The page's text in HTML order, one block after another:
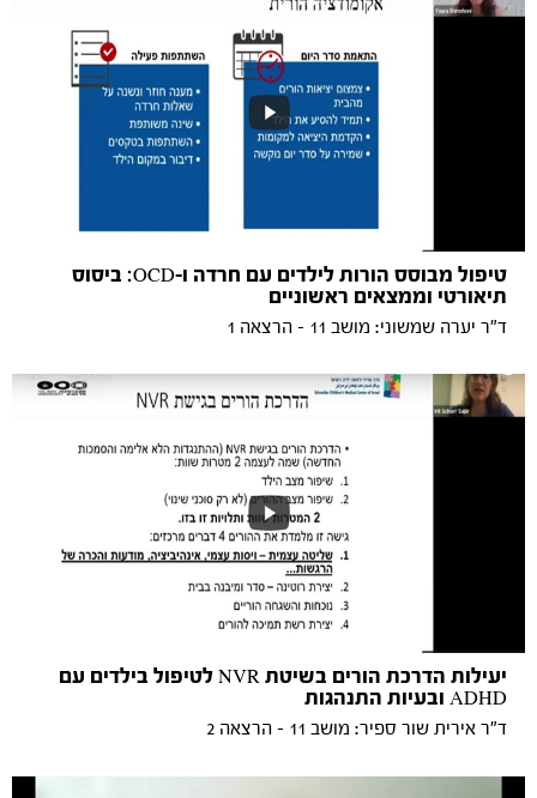
טיפול מבוסס הורות לילדים עם חרדה ו-OCD: ביסוס
תיאורטי וממצאים ראשוניים
ד"ר יערה שמשוני: מושב 11 - הרצאה 1
יעילות הדרכת הורים בשיטת NVR לטיפול בילדים עם
ADHD ובעיות התנהגות
ד"ר אירית שור ספיר: מושב 11 - הרצאה 2